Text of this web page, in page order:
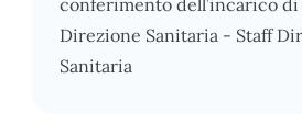
Direzione Sanitaria - Staff
Sanitaria